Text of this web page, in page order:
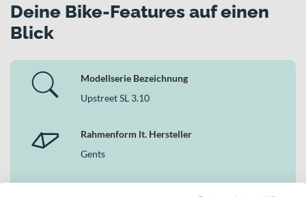
Deine Bike-Features auf einen
Blick
Modellserie Bezeichnung
Upstreet SL 3.10
Rahmenform lt. Hersteller
Gents